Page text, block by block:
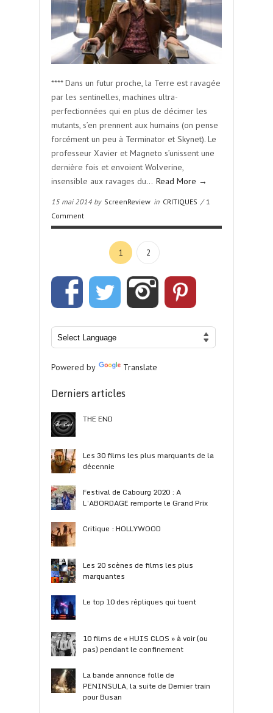
**** Dans un futur proche, la Terre est ravagée
par les sentinelles, machines ultra-
perfectionnées qui en plus de décimer les
mutants, s’en prennent aux humains (on pense
forcément un peu à Terminator et Skynet). Le
professeur Xavier et Magneto s’unissent une
dernière fois et envoient Wolverine,
insensible aux ravages du… Read More →
15 mai 2014 by ScreenReview in CRITIQUES / 1
Comment
1 2
Powered by Translate
Derniers articles
THE END
Les 30 films les plus marquants de la
décennie
Festival de Cabourg 2020 : A
L’ABORDAGE remporte le Grand Prix
Critique : HOLLYWOOD
Les 20 scènes de films les plus
marquantes
Le top 10 des répliques qui tuent
10 films de « HUIS CLOS » à voir (ou
pas) pendant le confinement
La bande annonce folle de
PENINSULA, la suite de Dernier train
pour Busan